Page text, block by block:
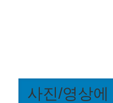
사진/영상에